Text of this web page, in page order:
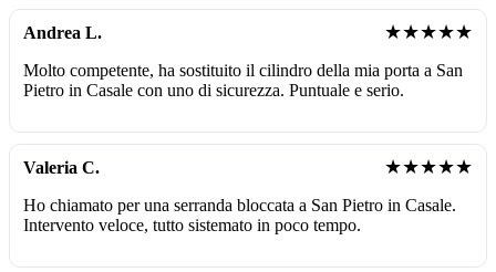
Andrea L. ★★★★★
Molto competente, ha sostituito il cilindro della mia porta a San
Pietro in Casale con uno di sicurezza. Puntuale e serio.
Valeria C. ★★★★★
Ho chiamato per una serranda bloccata a San Pietro in Casale.
Intervento veloce, tutto sistemato in poco tempo.